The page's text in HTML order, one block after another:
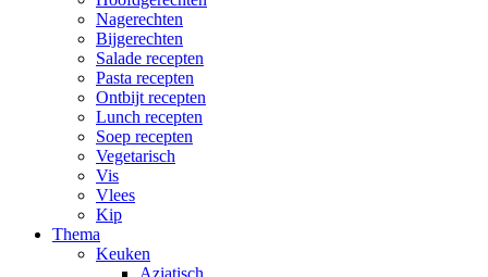
Nagerechten
Bijgerechten
Salade recepten
Pasta recepten
Ontbijt recepten
Lunch recepten
Soep recepten
Vegetarisch
Vis
Vlees
Kip
Thema
Keuken
Aziatisch